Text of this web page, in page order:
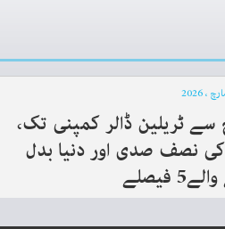
سے ٹریلین ڈالر کمپنی تک،
کی نصف صدی اور دنیا بدل
فیصلے